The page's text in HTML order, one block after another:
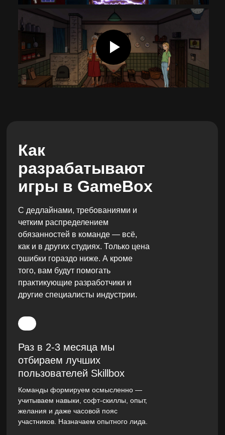
Как
разрабатывают
игры в GameBox
С дедлайнами, требованиями и
четким распределением
обязанностей в команде — всё,
как и в других студиях. Только цена
ошибки гораздо ниже. А кроме
того, вам будут помогать
практикующие разработчики и
другие специалисты индустрии.
Раз в 2-3 месяца мы
отбираем лучших
пользователей Skillbox
Команды формируем осмысленно —
учитываем навыки, софт-скиллы, опыт,
желания и даже часовой пояс
участников. Назначаем опытного лида.
Присоединиться к GameBox